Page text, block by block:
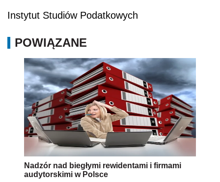
Instytut Studiów Podatkowych
POWIĄZANE
Nadzór nad biegłymi rewidentami i firmami
audytorskimi w Polsce